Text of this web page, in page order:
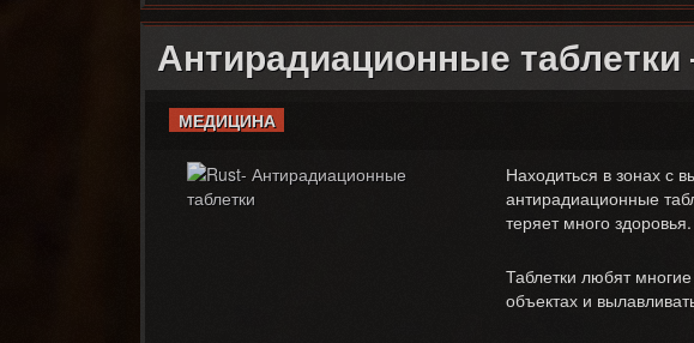
Антирадиационные
МЕДИЦИНА
Находиться в зонах с
антирадиационные
теряет много здоровья.
Таблетки любят
объектах и